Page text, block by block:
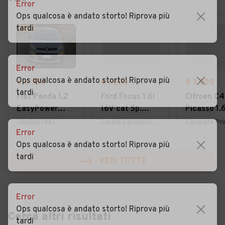
€ 4.950
Fiat Panda 1.2
EasyPower
Lounge
€ 1.800
Ford Focus 1.6i
16V cat 5p.
Ambiente
€ 3.900
Citroen C4
Picasso
7posti
VEDI TUTTE
Cerca altri risultati
Error
Ops qualcosa è andato storto! Riprova più
tardi
Error
Ops qualcosa è andato storto! Riprova più
tardi
Error
Ops qualcosa è andato storto! Riprova più
tardi
Error
Ops qualcosa è andato storto! Riprova più
tardi